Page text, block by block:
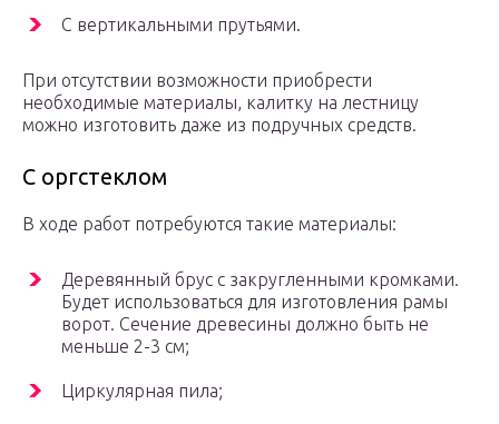
С вертикальными прутьями.
При отсутствии возможности приобрести
необходимые материалы, калитку на лестницу
можно изготовить даже из подручных средств.
С оргстеклом
В ходе работ потребуются такие материалы:
Деревянный брус с закругленными кромками.
Будет использоваться для изготовления рамы
ворот. Сечение древесины должно быть не
меньше 2-3 см;
Циркулярная пила;